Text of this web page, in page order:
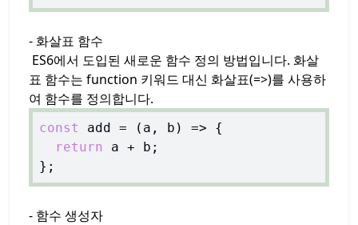
- 화살표 함수
ES6에서 도입된 새로운 함수 정의 방법입니다. 화살
표 함수는 function 키워드 대신 화살표(=>)를 사용하
여 함수를 정의합니다.
const add = ( a, b ) => {
return a + b;
- 함수 생성자